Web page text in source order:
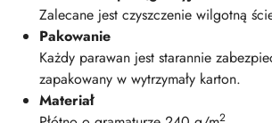
Zalecane jest czyszczenie wilgotną
Pakowanie
Każdy parawan jest starannie
zapakowany w wytrzymały karton.
Materiał
2